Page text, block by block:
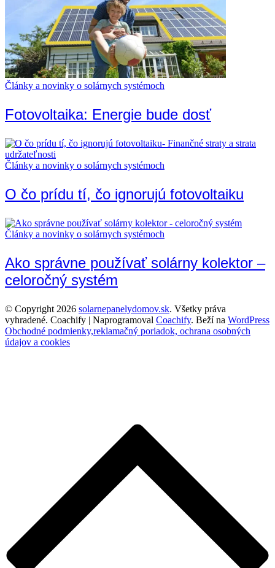
Články a novinky o solárnych systémoch
Fotovoltaika: Energie bude dosť
Články a novinky o solárnych systémoch
O čo prídu tí, čo ignorujú fotovoltaiku
Články a novinky o solárnych systémoch
Ako správne používať solárny kolektor –
celoročný systém
© Copyright 2026 solarnepanelydomov.sk. Všetky práva
vyhradené. Coachify | Naprogramoval Coachify. Beží na WordPress
Obchodné podmienky,reklamačný poriadok, ochrana osobných
údajov a cookies